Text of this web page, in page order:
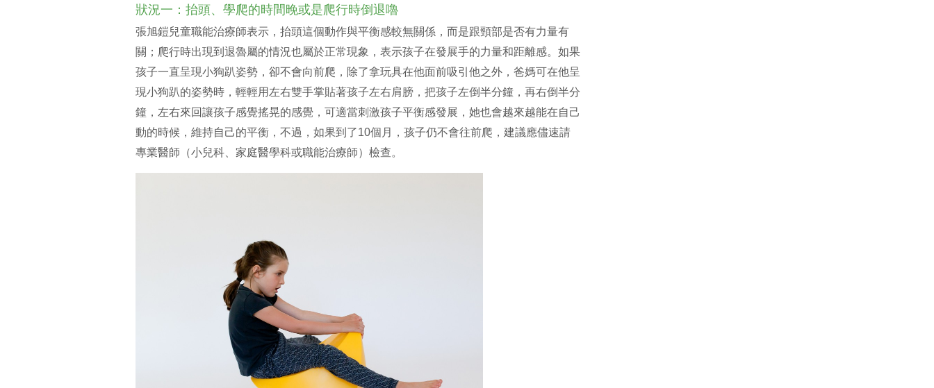
狀況一：抬頭、學爬的時間晚或是爬行時倒退嚕
張旭鎧兒童職能治療師表示，抬頭這個動作與平衡感較無關係，而是跟頸部是否有力量有
關；爬行時出現到退魯屬的情況也屬於正常現象，表示孩子在發展手的力量和距離感。如果
孩子一直呈現小狗趴姿勢，卻不會向前爬，除了拿玩具在他面前吸引他之外，爸媽可在他呈
現小狗趴的姿勢時，輕輕用左右雙手掌貼著孩子左右肩膀，把孩子左倒半分鐘，再右倒半分
鐘，左右來回讓孩子感覺搖晃的感覺，可適當刺激孩子平衡感發展，她也會越來越能在自己
動的時候，維持自己的平衡，不過，如果到了10個月，孩子仍不會往前爬，建議應儘速請
專業醫師（小兒科、家庭醫學科或職能治療師）檢查。